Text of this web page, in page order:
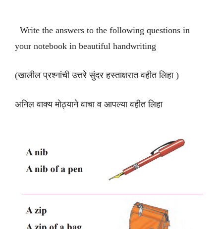
Write the answers to the following questions in
your notebook in beautiful handwriting
(खालील प्रश्नांची उत्तरे सुंदर हस्ताक्षरात वहीत लिहा )
अनिल वाक्य मोठ्याने वाचा व आपल्या वहीत लिहा